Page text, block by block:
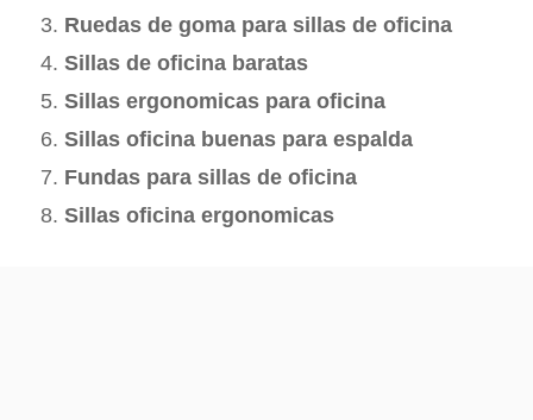
Ruedas de goma para sillas de oficina
Sillas de oficina baratas
Sillas ergonomicas para oficina
Sillas oficina buenas para espalda
Fundas para sillas de oficina
Sillas oficina ergonomicas